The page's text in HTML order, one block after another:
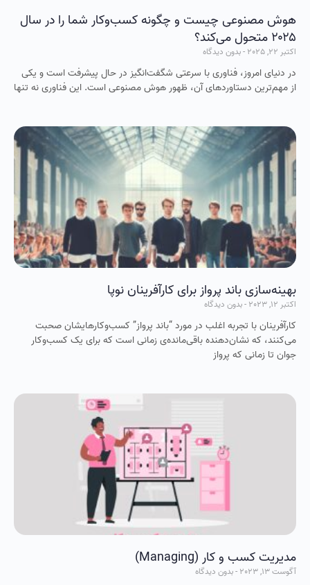
هوش مصنوعی چیست و چگونه کسب‌وکار شما را در سال
۲۰۲۵ متحول می‌کند؟
اکتبر 22, 2025 بدون دیدگاه
در دنیای امروز، فناوری با سرعتی شگفت‌انگیز در حال پیشرفت است و یکی
از مهم‌ترین دستاوردهای آن، ظهور هوش مصنوعی است. این فناوری نه‌ تنها
بهینه‌سازی باند پرواز برای کارآفرینان نوپا
اکتبر 12, 2023 بدون دیدگاه
کارآفرینان با تجربه اغلب در مورد “باند پرواز” کسب‌وکارهایشان صحبت
می‌کنند، که نشان‌دهنده باقی‌مانده‌ی زمانی است که برای یک کسب‌وکار
جوان تا زمانی که پرواز
مديريت کسب و کار (Managing)
آگوست 13, 2023 بدون دیدگاه